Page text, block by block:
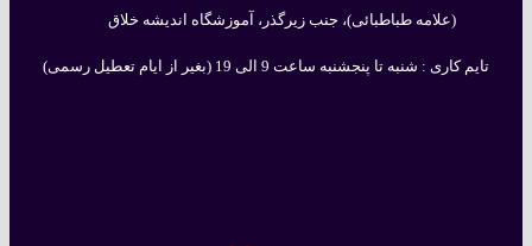
(علامه طباطبائی)، جنب زیرگذر، آموزشگاه اندیشه خلاق
تایم کاری : شنبه تا پنجشنبه ساعت 9 الی 19 (بغیر از ایام تعطیل رسمی)